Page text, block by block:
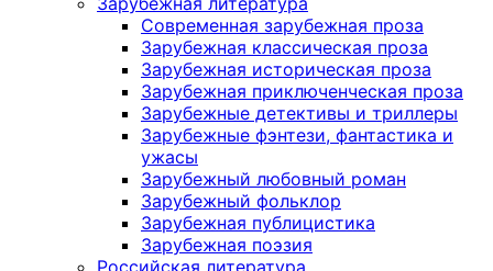
Современная зарубежная проза
Зарубежная классическая проза
Зарубежная историческая проза
Зарубежная приключенческая проза
Зарубежные детективы и триллеры
Зарубежные фэнтези, фантастика и
ужасы
Зарубежный любовный роман
Зарубежный фольклор
Зарубежная публицистика
Зарубежная поэзия
Российская литература